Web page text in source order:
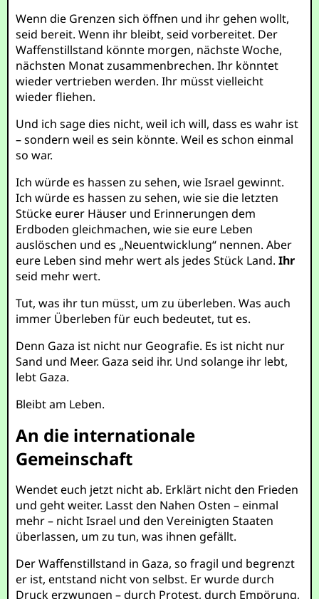
Wenn die Grenzen sich öffnen und ihr gehen wollt,
seid bereit. Wenn ihr bleibt, seid vorbereitet. Der
Waffenstillstand könnte morgen, nächste Woche,
nächsten Monat zusammenbrechen. Ihr könntet
wieder vertrieben werden. Ihr müsst vielleicht
wieder fliehen.
Und ich sage dies nicht, weil ich will, dass es wahr ist
– sondern weil es sein könnte. Weil es schon einmal
so war.
Ich würde es hassen zu sehen, wie Israel gewinnt.
Ich würde es hassen zu sehen, wie sie die letzten
Stücke eurer Häuser und Erinnerungen dem
Erdboden gleichmachen, wie sie eure Leben
auslöschen und es „Neuentwicklung“ nennen. Aber
eure Leben sind mehr wert als jedes Stück Land.Ihr
seid mehr wert.
Tut, was ihr tun müsst, um zu überleben. Was auch
immer Überleben für euch bedeutet, tut es.
Denn Gaza ist nicht nur Geografie. Es ist nicht nur
Sand und Meer. Gaza seid ihr. Und solange ihr lebt,
lebt Gaza.
Bleibt am Leben.
An die internationale
Gemeinschaft
Wendet euch jetzt nicht ab. Erklärt nicht den Frieden
und geht weiter. Lasst den Nahen Osten – einmal
mehr – nicht Israel und den Vereinigten Staaten
überlassen, um zu tun, was ihnen gefällt.
Der Waffenstillstand in Gaza, so fragil und begrenzt
er ist, entstand nicht von selbst. Er wurde durch
Druck erzwungen – durch Protest, durch Empörung,